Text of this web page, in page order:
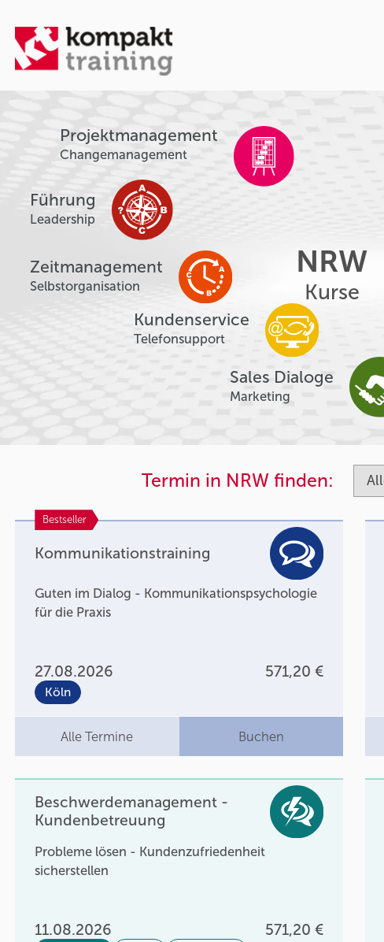
Projektmanagement
Changemanagement
Führung
Leadership
Zeitmanagement
Selbstorganisation
Kundenservice
Telefonsupport
Sales Dialoge
Marketing
NRW
Kurse
Termin in NRW finden:
Bestseller
Kommunikationstraining
Guten im Dialog - Kommunikationspsychologie
für die Praxis
27.08.2026 571,20 €
Köln
Alle Termine Buchen
Beschwerdemanagement -
Kundenbetreuung
Probleme lösen - Kundenzufriedenheit
sicherstellen
11.08.2026 571,20 €